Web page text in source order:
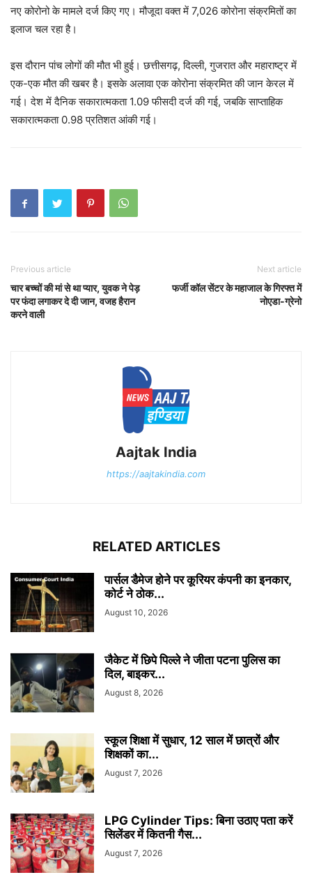
नए कोरोनो के मामले दर्ज किए गए। मौजूदा वक्त में 7,026 कोरोना संक्रमितों का
इलाज चल रहा है।
इस दौरान पांच लोगों की मौत भी हुई। छत्तीसगढ़, दिल्ली, गुजरात और महाराष्ट्र में
एक-एक मौत की खबर है। इसके अलावा एक कोरोना संक्रमित की जान केरल में
गई। देश में दैनिक सकारात्मकता 1.09 फीसदी दर्ज की गई, जबकि साप्ताहिक
सकारात्मकता 0.98 प्रतिशत आंकी गई।
Previous article
चार बच्चों की मां से था प्यार, युवक ने पेड़
पर फंदा लगाकर दे दी जान, वजह हैरान
करने वाली
Next article
फर्जी कॉल सेंटर के महाजाल के गिरफ्त में
नोएडा-ग्रेनो
Aajtak India
https://aajtakindia.com
RELATED ARTICLES
पार्सल डैमेज होने पर कूरियर कंपनी का इनकार,
कोर्ट ने ठोक...
August 10, 2026
जैकेट में छिपे पिल्ले ने जीता पटना पुलिस का
दिल, बाइकर...
August 8, 2026
स्कूल शिक्षा में सुधार, 12 साल में छात्रों और
शिक्षकों का...
August 7, 2026
LPG Cylinder Tips: बिना उठाए पता करें
सिलेंडर में कितनी गैस...
August 7, 2026